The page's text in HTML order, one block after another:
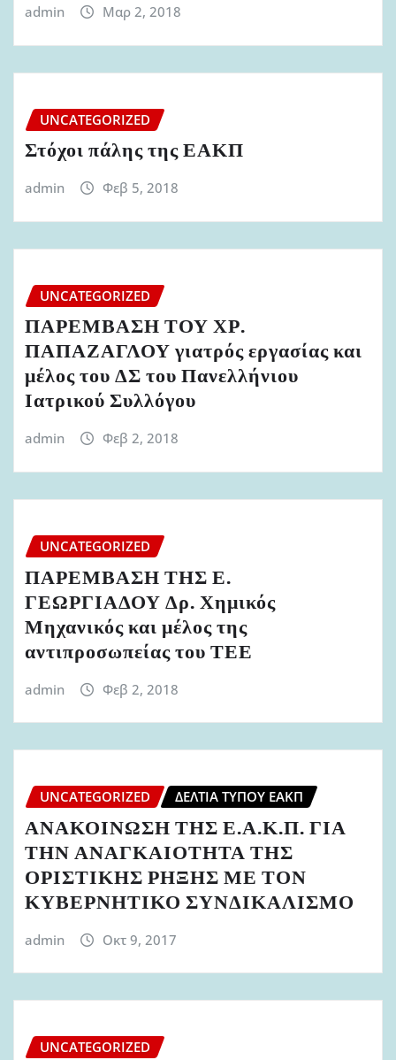
admin Μαρ 2, 2018
UNCATEGORIZED
Στόχοι πάλης της ΕΑΚΠ
admin Φεβ 5, 2018
UNCATEGORIZED
ΠΑΡΕΜΒΑΣΗ ΤΟΥ ΧΡ.
ΠΑΠΑΖΑΓΛΟΥ γιατρός εργασίας και
μέλος του ΔΣ του Πανελλήνιου
Ιατρικού Συλλόγου
admin Φεβ 2, 2018
UNCATEGORIZED
ΠΑΡΕΜΒΑΣΗ ΤΗΣ Ε.
ΓΕΩΡΓΙΑΔΟΥ Δρ. Χημικός
Μηχανικός και μέλος της
αντιπροσωπείας του ΤΕΕ
admin Φεβ 2, 2018
UNCATEGORIZED ΔΕΛΤΊΑ ΤΎΠΟΥ ΕΑΚΠ
ΑΝΑΚΟΙΝΩΣΗ ΤΗΣ Ε.Α.Κ.Π. ΓΙΑ
ΤΗΝ ΑΝΑΓΚΑΙΟΤΗΤΑ ΤΗΣ
ΟΡΙΣΤΙΚΗΣ ΡΗΞΗΣ ΜΕ ΤΟΝ
ΚΥΒΕΡΝΗΤΙΚΟ ΣΥΝΔΙΚΑΛΙΣΜΟ
admin Οκτ 9, 2017
UNCATEGORIZED